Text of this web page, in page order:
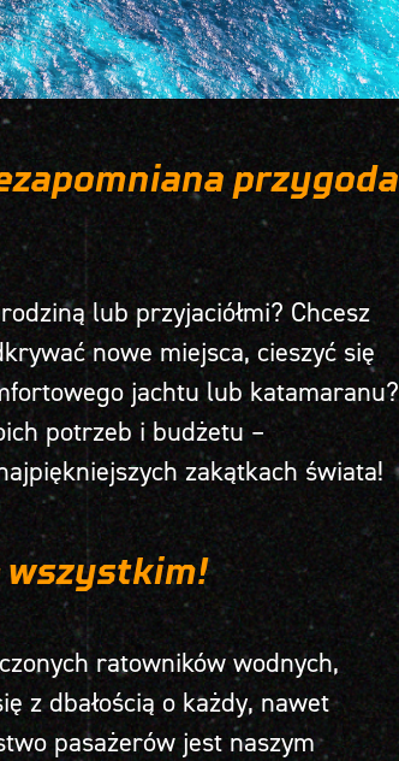
przygoda
lub przyjaciółmi? Chcesz
nowe miejsca, cieszyć się
jachtu lub katamaranu?
potrzeb i budżetu –
zakątkach świata!
wszystkim!
ratowników wodnych,
z dbałością o każdy, nawet
pasażerów jest naszym